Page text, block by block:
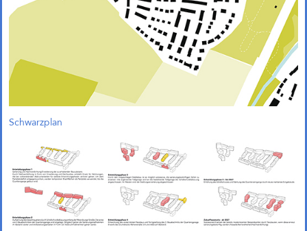
Zukunftsquartier Piek 17,
Bremen (1. Preis)
Schwarzplan